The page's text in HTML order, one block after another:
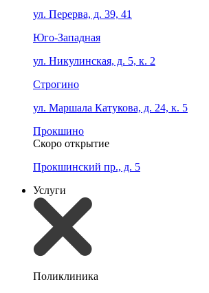
ул. Перерва, д. 39, 41
Юго-Западная
ул. Никулинская, д. 5, к. 2
Строгино
ул. Маршала Катукова, д. 24, к. 5
Прокшино
Скоро открытие
Прокшинский пр., д. 5
Услуги
Поликлиника